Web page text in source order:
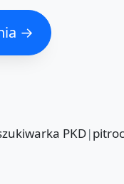
→
PKD|